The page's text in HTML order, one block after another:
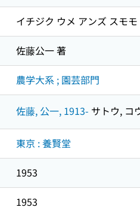
イチジク ウメ アンズ スモモ
佐藤公一 著
農学大系 ; 園芸部門
佐藤, 公一, 1913- サトウ, コ
東京 : 養賢堂
1953
1953